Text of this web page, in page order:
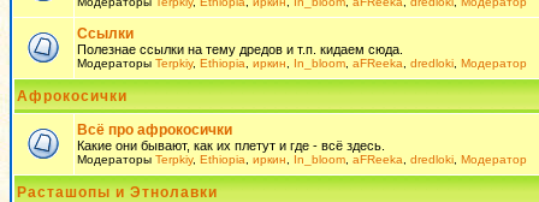
Ссылки
Полезнае ссылки на тему дредов и т.п. кидаем сюда.
Модераторы Terpkiy, Ethiopia иркин In_bloom aFReeka dredloki Модератор
Афрокосички
Всё про афрокосички
Какие они бывают, как их плетут и где - всё здесь.
Модераторы Terpkiy, Ethiopia иркин In_bloom aFReeka dredloki Модератор
Расташопы и Этнолавки